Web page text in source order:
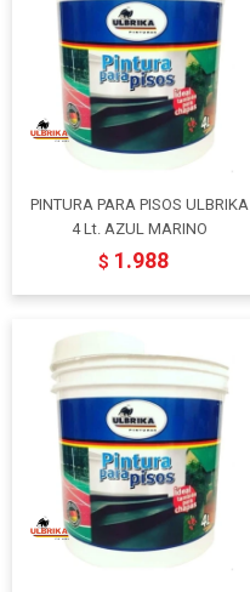
PINTURA PARA PISOS ULBRIKA
4 Lt. AZUL MARINO
$ 1.988